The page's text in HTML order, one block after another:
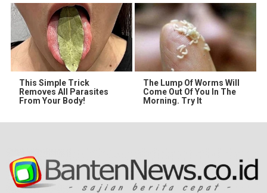
This Simple Trick
Removes All Parasites
From Your Body!
The Lump Of Worms Will
Come Out Of You In The
Morning. Try It